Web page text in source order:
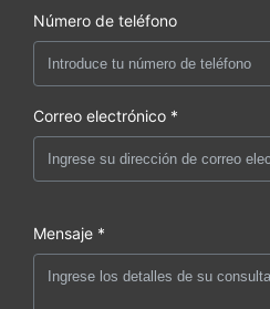
Número de teléfono
Correo electrónico *
Mensaje *